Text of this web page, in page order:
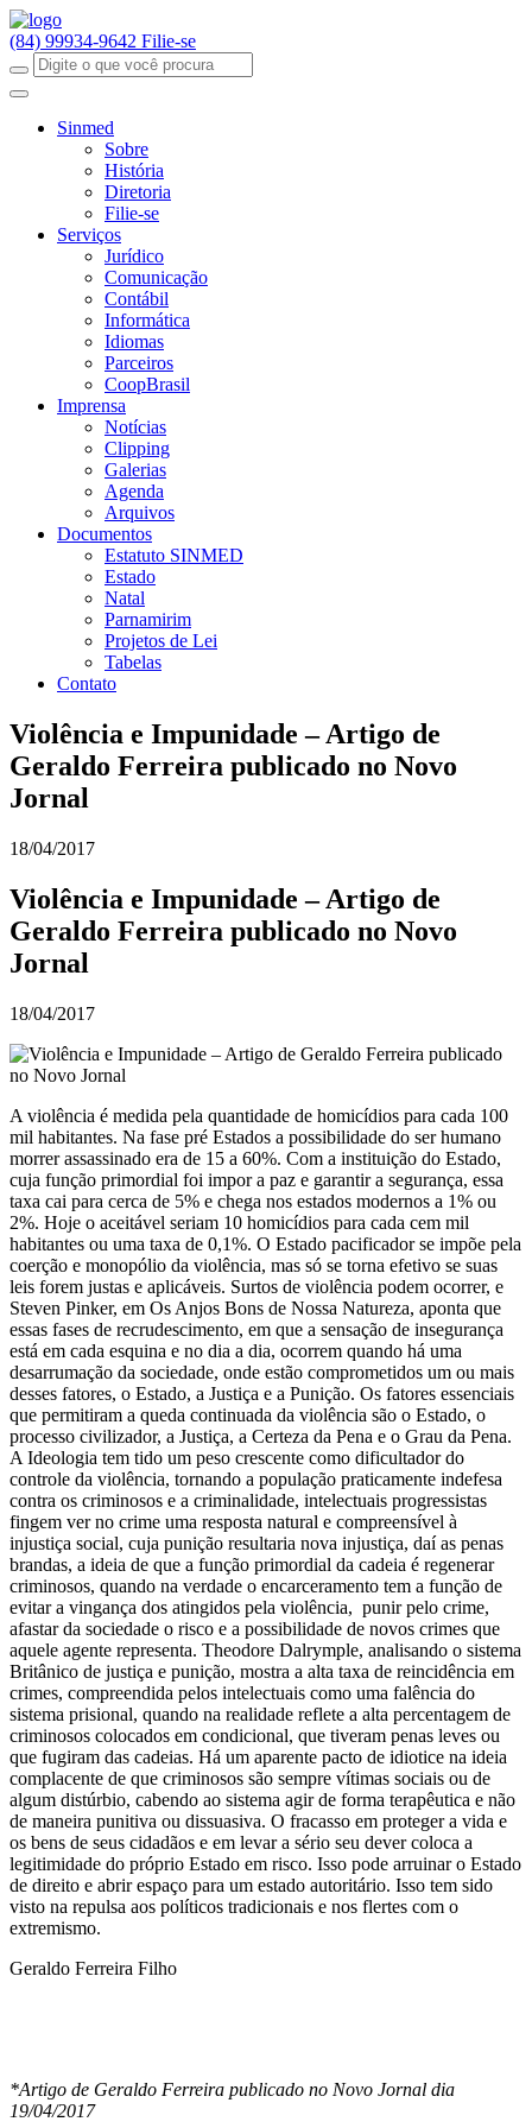
(84) 99934-9642 Filie-se
Sinmed
Sobre
História
Diretoria
Filie-se
Serviços
Jurídico
Comunicação
Contábil
Informática
Idiomas
Parceiros
CoopBrasil
Imprensa
Notícias
Clipping
Galerias
Agenda
Arquivos
Documentos
Estatuto SINMED
Estado
Natal
Parnamirim
Projetos de Lei
Tabelas
Contato
Violência e Impunidade – Artigo de
Geraldo Ferreira publicado no Novo
Jornal
18/04/2017
Violência e Impunidade – Artigo de
Geraldo Ferreira publicado no Novo
Jornal
18/04/2017
A violência é medida pela quantidade de homicídios para cada 100
mil habitantes. Na fase pré Estados a possibilidade do ser humano
morrer assassinado era de 15 a 60%. Com a instituição do Estado,
cuja função primordial foi impor a paz e garantir a segurança, essa
taxa cai para cerca de 5% e chega nos estados modernos a 1% ou
2%. Hoje o aceitável seriam 10 homicídios para cada cem mil
habitantes ou uma taxa de 0,1%. O Estado pacificador se impõe pela
coerção e monopólio da violência, mas só se torna efetivo se suas
leis forem justas e aplicáveis. Surtos de violência podem ocorrer, e
Steven Pinker, em Os Anjos Bons de Nossa Natureza, aponta que
essas fases de recrudescimento, em que a sensação de insegurança
está em cada esquina e no dia a dia, ocorrem quando há uma
desarrumação da sociedade, onde estão comprometidos um ou mais
desses fatores, o Estado, a Justiça e a Punição. Os fatores essenciais
que permitiram a queda continuada da violência são o Estado, o
processo civilizador, a Justiça, a Certeza da Pena e o Grau da Pena.
A Ideologia tem tido um peso crescente como dificultador do
controle da violência, tornando a população praticamente indefesa
contra os criminosos e a criminalidade, intelectuais progressistas
fingem ver no crime uma resposta natural e compreensível à
injustiça social, cuja punição resultaria nova injustiça, daí as penas
brandas, a ideia de que a função primordial da cadeia é regenerar
criminosos, quando na verdade o encarceramento tem a função de
evitar a vingança dos atingidos pela violência, punir pelo crime,
afastar da sociedade o risco e a possibilidade de novos crimes que
aquele agente representa. Theodore Dalrymple, analisando o sistema
Britânico de justiça e punição, mostra a alta taxa de reincidência em
crimes, compreendida pelos intelectuais como uma falência do
sistema prisional, quando na realidade reflete a alta percentagem de
criminosos colocados em condicional, que tiveram penas leves ou
que fugiram das cadeias. Há um aparente pacto de idiotice na ideia
complacente de que criminosos são sempre vítimas sociais ou de
algum distúrbio, cabendo ao sistema agir de forma terapêutica e não
de maneira punitiva ou dissuasiva. O fracasso em proteger a vida e
os bens de seus cidadãos e em levar a sério seu dever coloca a
legitimidade do próprio Estado em risco. Isso pode arruinar o Estado
de direito e abrir espaço para um estado autoritário. Isso tem sido
visto na repulsa aos políticos tradicionais e nos flertes com o
extremismo.
Geraldo Ferreira Filho
*Artigo de Geraldo Ferreira publicado no Novo Jornal dia
19/04/2017